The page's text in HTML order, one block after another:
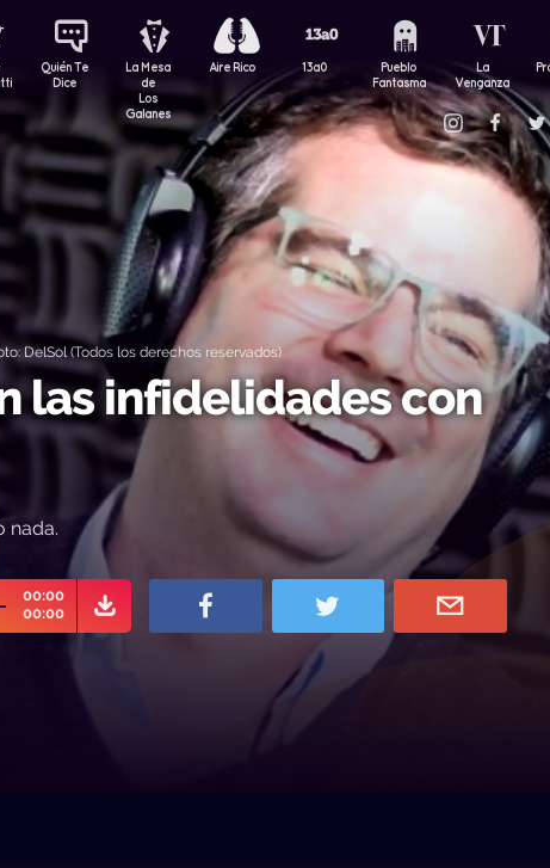
Quién Te
Dice
La Mesa
de
Los
Galanes
Aire Rico 13a0
Pueblo
Fantasma
La
Venganza
DelSol (Todos los derechos reservados)
las infidelidades con
nada.
00:00
00:00